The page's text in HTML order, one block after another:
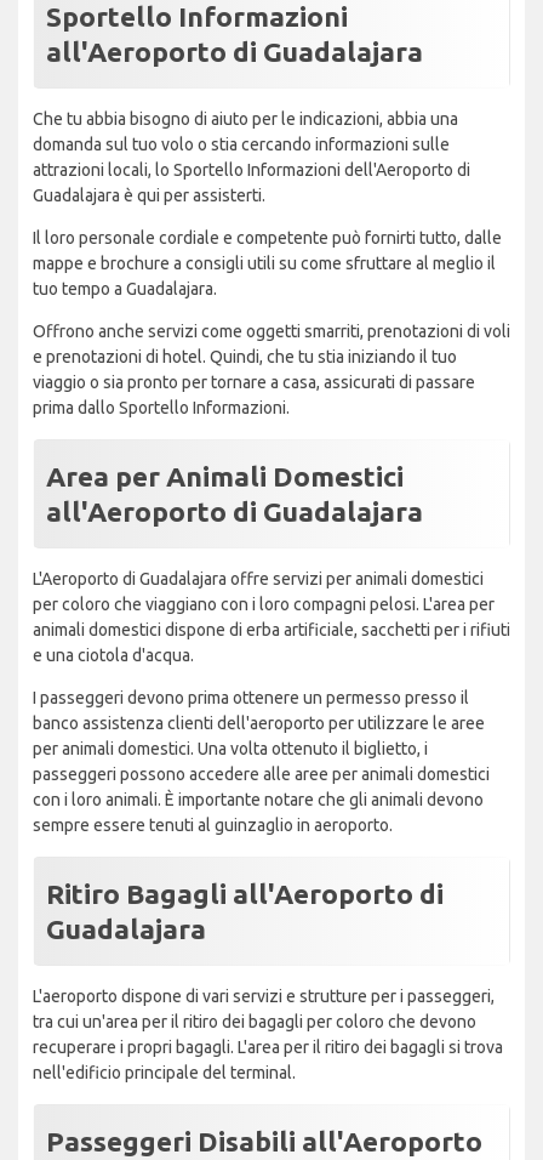
Sportello Informazioni
all'Aeroporto di Guadalajara
Che tu abbia bisogno di aiuto per le indicazioni, abbia una
domanda sul tuo volo o stia cercando informazioni sulle
attrazioni locali, lo Sportello Informazioni dell'Aeroporto di
Guadalajara è qui per assisterti.
Il loro personale cordiale e competente può fornirti tutto, dalle
mappe e brochure a consigli utili su come sfruttare al meglio il
tuo tempo a Guadalajara.
Offrono anche servizi come oggetti smarriti, prenotazioni di voli
e prenotazioni di hotel. Quindi, che tu stia iniziando il tuo
viaggio o sia pronto per tornare a casa, assicurati di passare
prima dallo Sportello Informazioni.
Area per Animali Domestici
all'Aeroporto di Guadalajara
L'Aeroporto di Guadalajara offre servizi per animali domestici
per coloro che viaggiano con i loro compagni pelosi. L'area per
animali domestici dispone di erba artificiale, sacchetti per i rifiuti
e una ciotola d'acqua.
I passeggeri devono prima ottenere un permesso presso il
banco assistenza clienti dell'aeroporto per utilizzare le aree
per animali domestici. Una volta ottenuto il biglietto, i
passeggeri possono accedere alle aree per animali domestici
con i loro animali. È importante notare che gli animali devono
sempre essere tenuti al guinzaglio in aeroporto.
Ritiro Bagagli all'Aeroporto di
Guadalajara
L'aeroporto dispone di vari servizi e strutture per i passeggeri,
tra cui un'area per il ritiro dei bagagli per coloro che devono
recuperare i propri bagagli. L'area per il ritiro dei bagagli si trova
nell'edificio principale del terminal.
Passeggeri Disabili all'Aeroporto